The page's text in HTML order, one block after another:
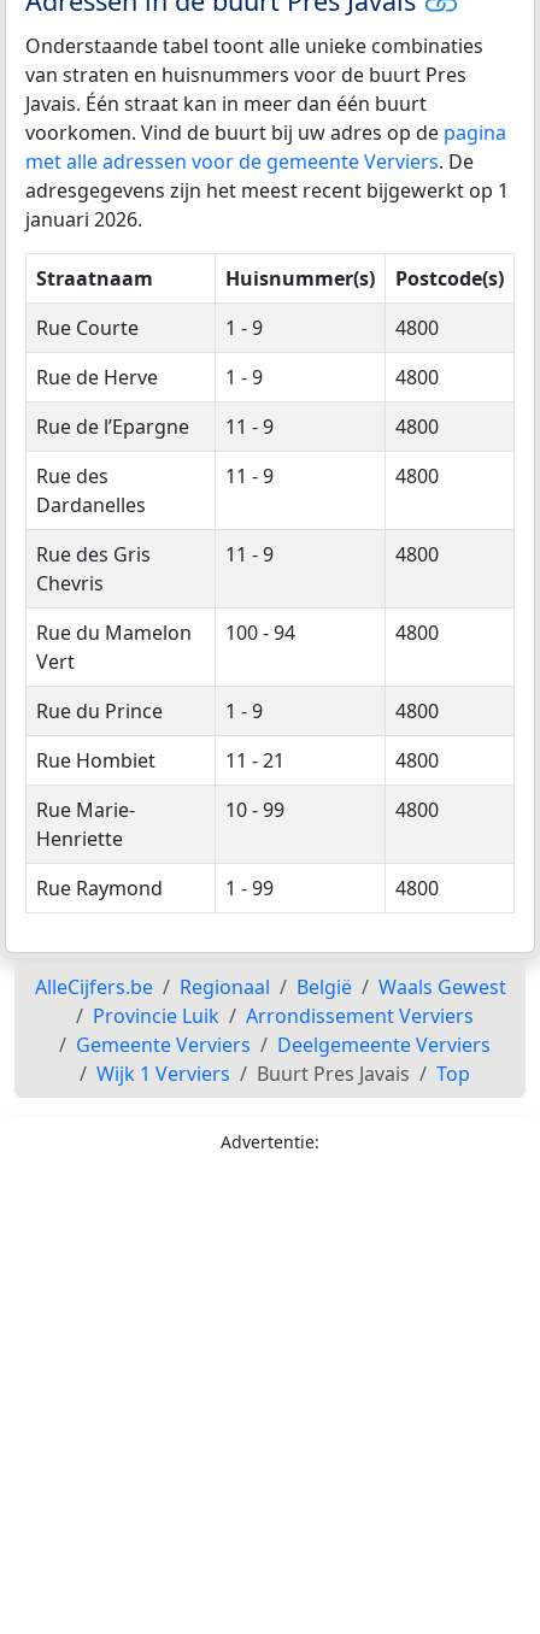
Onderstaande tabel toont alle unieke combinaties
van straten en huisnummers voor de buurt Pres
Javais. Één straat kan in meer dan één buurt
voorkomen. Vind de buurt bij uw adres op de pagina
met alle adressen voor de gemeente Verviers. De
adresgegevens zijn het meest recent bijgewerkt op 1
januari 2026.
Straatnaam Huisnummer(s)
Postcode(s)
Rue Courte
1 - 9
4800
Rue de Herve
1 - 9
4800
Rue de l’Epargne
11 - 9
4800
Rue des
Dardanelles
11 - 9 4800
Rue des Gris
Chevris
11 - 9 4800
Rue du Mamelon
Vert
100 - 94 4800
Rue du Prince 1 - 9
4800
Rue Hombiet
11 - 21
4800
Rue Marie-
Henriette
10 - 99 4800
Rue Raymond 1 - 99 4800
AlleCijfers.be Regionaal België
Waals Gewest
Provincie Luik
Arrondissement Verviers
Gemeente Verviers
Deelgemeente Verviers
Wijk 1 Verviers
Buurt Pres Javais Top
Advertentie: